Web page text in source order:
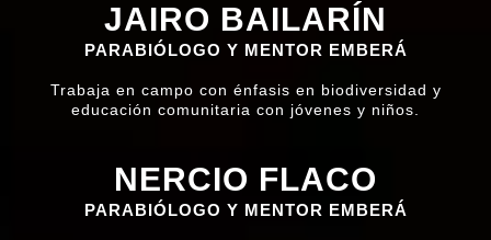
JAIRO BAILARÍN
PARABIÓLOGO Y MENTOR EMBERÁ
Trabaja en campo con énfasis en biodiversidad y
educación comunitaria con jóvenes y niños.
NERCIO FLACO
PARABIÓLOGO Y MENTOR EMBERÁ